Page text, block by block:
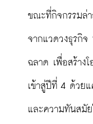
ขณะที่กิจกรรมล่
จากแวดวงธุรกิจ
ฉลาด เพื่อสร้าง
เข้าสู่ปีที่ 4 ด้วยแ
และความทันสมั